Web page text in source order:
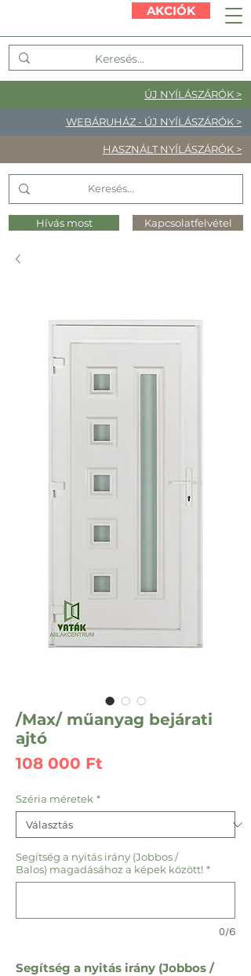
ÚJ NYÍLÁSZÁRÓK >
WEBÁRUHÁZ - ÚJ NYÍLÁSZÁRÓK >
HASZNÁLT NYÍLÁSZÁRÓK >
AKCIÓK
Hívás most Kapcsolatfelvétel
/Max/ műanyag bejárati
ajtó
108 000 Ft
Széria méretek *
Segítség a nyitás irány (Jobbos /
Balos) magadásához a képek között! *
0/6
Segítség a nyitás irány (Jobbos /